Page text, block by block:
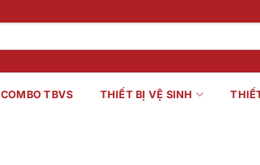
COMBO TBVS THIẾT BỊ VỆ SINH